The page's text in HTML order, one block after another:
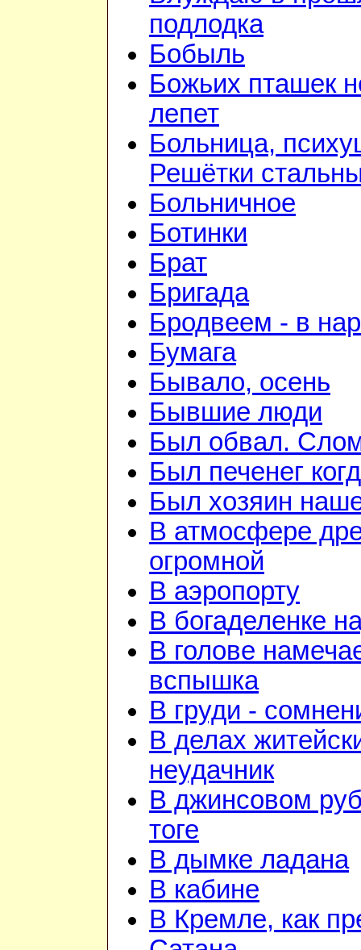
подлодка
Бобыль
Божьих пташек
лепет
Больница,
Решётки
Больничное
Ботинки
Брат
Бригада
Бродвеем - в
Бумага
Бывало, осень
Бывшие люди
Был обвал.
Был печенег
Был хозяин
В атмосфере
огромной
В аэропорту
В богаделенке
В голове
вспышка
В груди -
В делах
неудачник
В джинсовом
тоге
В дымке ладана
В кабине
В Кремле, как